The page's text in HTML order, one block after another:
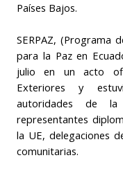
Países Bajos.
SERPAZ, (Programa
para la Paz en
julio en un acto
Exteriores y
autoridades de
representantes
la UE, delegaciones
comunitarias.